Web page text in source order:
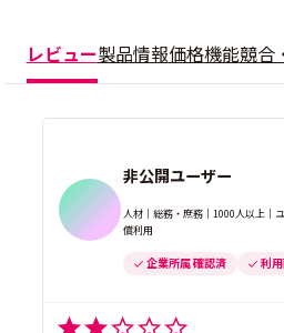
レビュー製品情報価格機能競合
非公開ユーザー
人材｜総務・庶務｜1000人以上｜
償利用
企業所属 確認済 利